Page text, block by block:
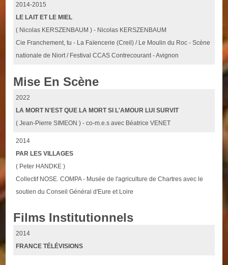
2014-2015
LE LAIT ET LE MIEL
( Nicolas KERSZENBAUM ) - Nicolas KERSZENBAUM
Cie Franchement, tu - La Faïencerie (Creil) / Le Moulin du Roc - Scène
nationale de Niort / Festival CCAS Contrecourant - Avignon
Mise En Scène
2022
LA MORT N'EST QUE LA MORT SI L'AMOUR LUI SURVIT
( Jean-Pierre SIMEON ) - co-m.e.s avec Béatrice VENET
2014
PAR LES VILLAGES
( Peter HANDKE )
Collectif NOSE. COMPA - Musée de l'agriculture de Chartres avec le
soutien du Conseil Général d'Eure et Loire
Films Institutionnels
2014
FRANCE TÉLÉVISIONS